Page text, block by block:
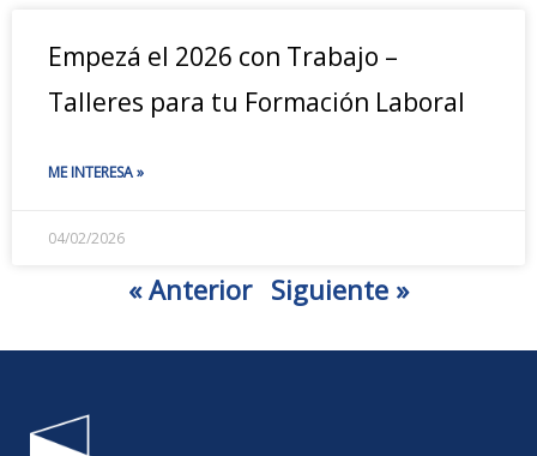
Empezá el 2026 con Trabajo –
Talleres para tu Formación Laboral
ME INTERESA »
04/02/2026
« Anterior Siguiente »